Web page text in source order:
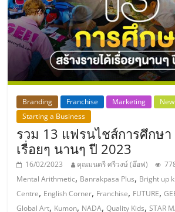
ขยาย
สา
ขา
แฟ
รน
ไชส์,
Branding Franchise Marketing
Starting a Business
รวม 13 แฟรนไชส์การศึกษา
เรื่อยๆ นานๆ ปี 2023
16/02/2023 คุณมนตรี ศรีวงษ์ (อ๊อฟ)
Mental Arithmetic, Banrakpasa Plus, Bright up
Centre, English Corner, Franchise, FUTURE,
Global Art, Kumon, NADA,Quality Kids,STAR